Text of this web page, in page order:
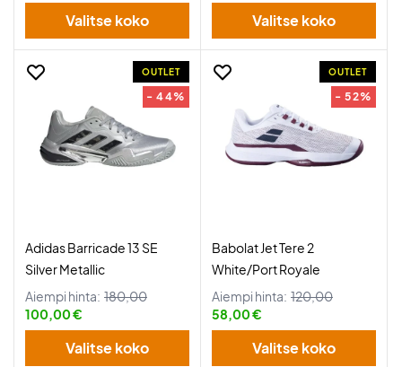
Valitse koko Valitse koko
OUTLET
- 44%
Adidas Barricade 13 SE
Silver Metallic
Aiempi hinta: 180,00
100,00 €
Valitse koko
OUTLET
- 52%
Babolat Jet Tere 2
White/Port Royale
Aiempi hinta: 120,00
58,00 €
Valitse koko